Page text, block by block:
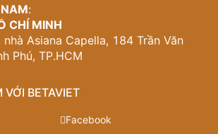
sắc đẳng cấp
thể hiện rõ tầm nhìn của người thiết
đạo không chỉ mang lại cảm giác sạch
luôn tràn đầy sức sống dù ở bất kỳ
:
CHÍ MINH
Asiana Capella, 184 Trần Văn
Phú, TP.HCM
VỚI BETAVIET
Facebook